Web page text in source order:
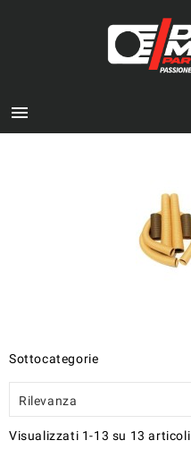

Sottocategorie
Rilevanza
Visualizzati 1-13 su 13 articoli